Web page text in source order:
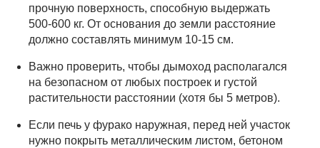
прочную поверхность, способную выдержать
500-600 кг. От основания до земли расстояние
должно составлять минимум 10-15 см.
Важно проверить, чтобы дымоход располагался
на безопасном от любых построек и густой
растительности расстоянии (хотя бы 5 метров).
Если печь у фурако наружная, перед ней участок
нужно покрыть металлическим листом, бетоном